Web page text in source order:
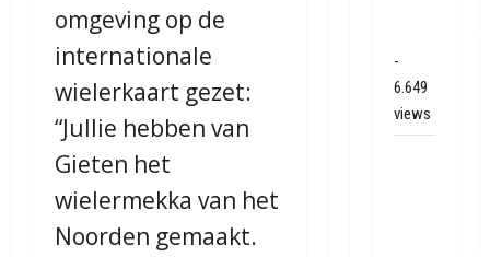
omgeving op de
internationale
wielerkaart gezet:
“Jullie hebben van
Gieten het
wielermekka van het
Noorden gemaakt.
-
6.649
views